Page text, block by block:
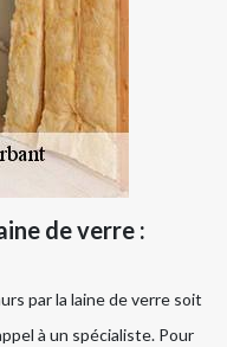
de verre :
par la laine de verre soit
à un spécialiste. Pour